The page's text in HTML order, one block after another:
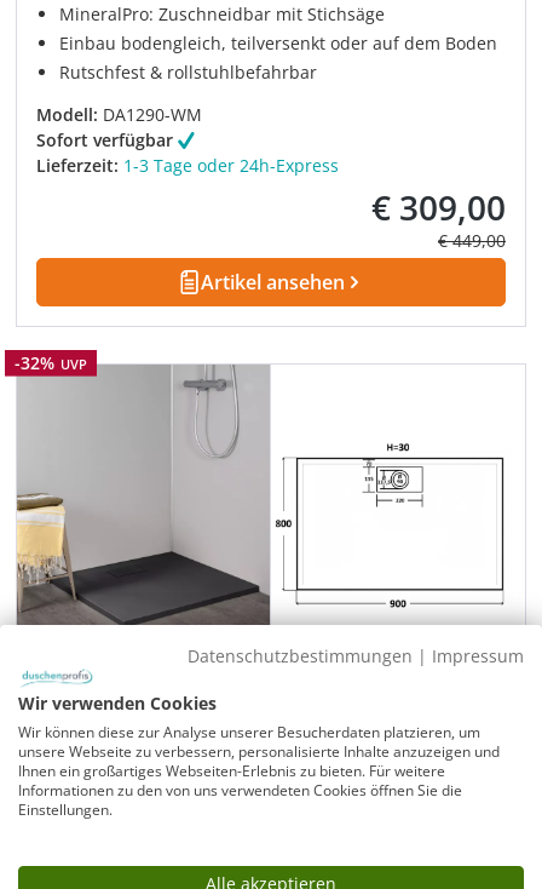
MineralPro: Zuschneidbar mit Stichsäge
Einbau bodengleich, teilversenkt oder auf dem Boden
Rutschfest & rollstuhlbefahrbar
Modell: DA1290-WM
Sofort verfügbar
Lieferzeit: 1-3 Tage oder 24h-Express
Verkaufspreis:
€ 309,00
Regulärer
€ 449,00
Artikel ansehen
Rabatt
-32% UVP
Duschwanne flach 90x80 auch bodengleich,
MineralPro anthrazit rutschfest
Edles Design Duschelement Mineralguss
MineralPro: Zuschneidbar mit Stichsäge
Rutschfest & rollstuhlbefahrbar
Datenschutzbestimmungen | Impressum
Wir verwenden Cookies
Wir können diese zur Analyse unserer Besucherdaten platzieren, um
unsere Webseite zu verbessern, personalisierte Inhalte anzuzeigen und
Ihnen ein großartiges Webseiten-Erlebnis zu bieten. Für weitere
Informationen zu den von uns verwendeten Cookies öffnen Sie die
Einstellungen.
Alle akzeptieren